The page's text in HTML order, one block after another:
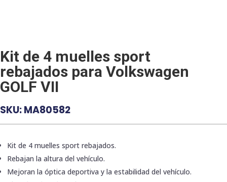
Kit de 4 muelles sport
rebajados para Volkswagen
GOLF VII
SKU:MA80582
Kit de 4 muelles sport rebajados.
Rebajan la altura del vehículo.
Mejoran la óptica deportiva y la estabilidad del vehículo.